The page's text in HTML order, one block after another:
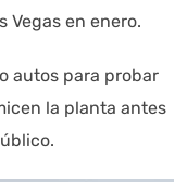
Vegas en enero.
autos para probar
la planta antes